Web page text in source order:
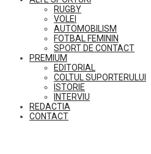
RUGBY
VOLEI
AUTOMOBILISM
FOTBAL FEMININ
SPORT DE CONTACT
PREMIUM
EDITORIAL
COLTUL SUPORTERULUI
ISTORIE
INTERVIU
REDACTIA
CONTACT